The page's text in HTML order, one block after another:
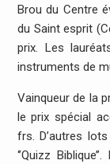
Brou du Centre
du Saint esprit
prix. Les
instruments de
Vainqueur de la
le prix spécial
frs. D’autres
‘’Quizz